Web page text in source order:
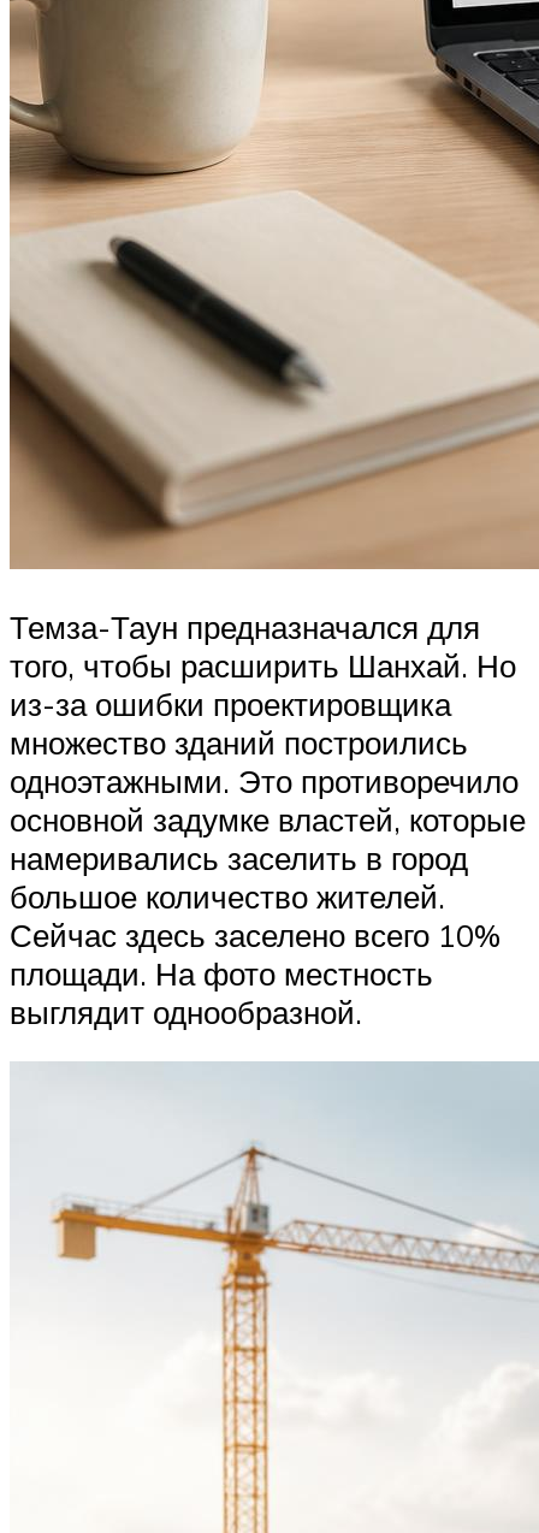
Темза-Таун предназначался для
того, чтобы расширить Шанхай. Но
из-за ошибки проектировщика
множество зданий построились
одноэтажными. Это противоречило
основной задумке властей, которые
намеривались заселить в город
большое количество жителей.
Сейчас здесь заселено всего 10%
площади. На фото местность
выглядит однообразной.